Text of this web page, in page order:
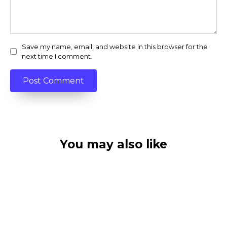
Save my name, email, and website in this browser for the
next time I comment.
You may also like